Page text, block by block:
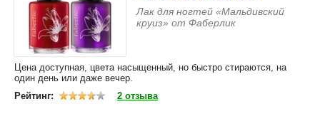
Лак для ногтей «Мальдивский
круиз» от Фаберлик
Цена доступная, цвета насыщенный, но быстро стираются, на
один день или даже вечер.
Рейтинг:
2 отзыва